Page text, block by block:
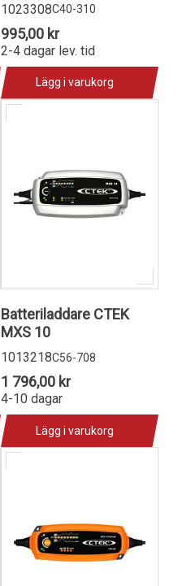
1023308C40-310
995,00 kr
2-4 dagar lev. tid
Lägg i varukorg
Batteriladdare CTEK
MXS 10
1013218C56-708
1 796,00 kr
4-10 dagar
Lägg i varukorg